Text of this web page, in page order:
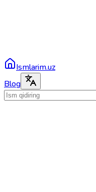
Ismlarim.uz
Blog